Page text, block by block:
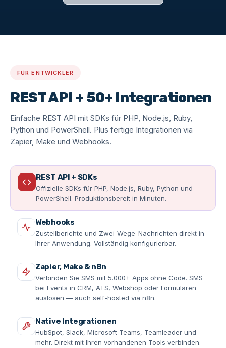
FÜR ENTWICKLER
REST API + 50+ Integrationen
Einfache REST API mit SDKs für PHP, Node.js, Ruby,
Python und PowerShell. Plus fertige Integrationen via
Zapier, Make und Webhooks.
REST API + SDKs
Offizielle SDKs für PHP, Node.js, Ruby, Python und
PowerShell. Produktionsbereit in Minuten.
Webhooks
Zustellberichte und Zwei-Wege-Nachrichten direkt in
Ihrer Anwendung. Vollständig konfigurierbar.
Zapier, Make & n8n
Verbinden Sie SMS mit 5.000+ Apps ohne Code. SMS
bei Events in CRM, ATS, Webshop oder Formularen
auslösen — auch self-hosted via n8n.
Native Integrationen
HubSpot, Slack, Microsoft Teams, Teamleader und
mehr. Direkt mit Ihren vorhandenen Tools verbinden.